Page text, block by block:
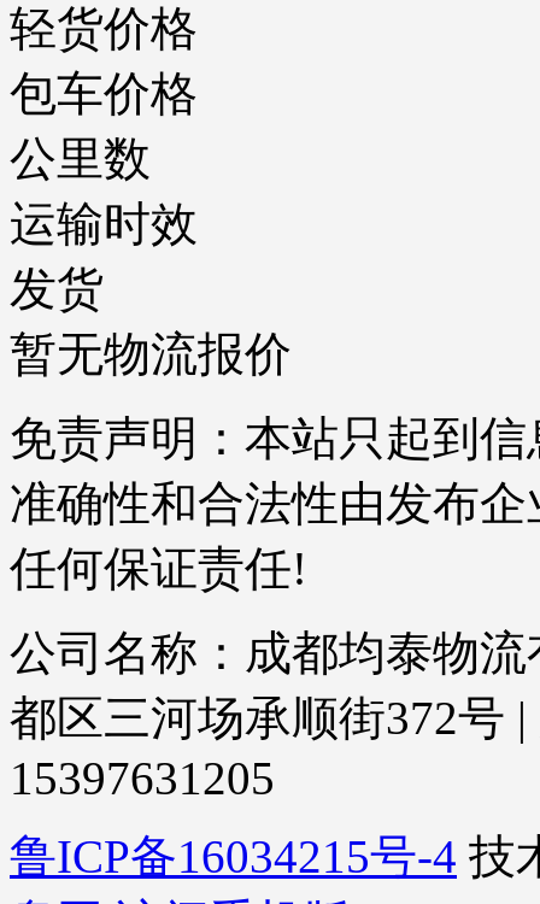
轻货价格
包车价格
公里数
运输时效
发货
暂无物流报价
免责声明：本站只起到
准确性和合法性由发布
任何保证责任!
公司名称：成都均泰物
都区三河场承顺街372号
15397631205
鲁ICP备16034215号-4 技